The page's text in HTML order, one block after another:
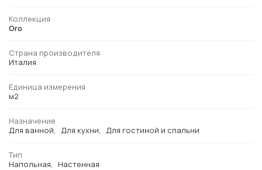
Коллекция
Oro
Страна производителя
Италия
Единица измерения
м2
Назначение
Для ванной
Для кухни Для гостиной и спальни
Тип
Напольная
Настенная